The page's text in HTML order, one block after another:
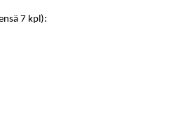
7 kpl):